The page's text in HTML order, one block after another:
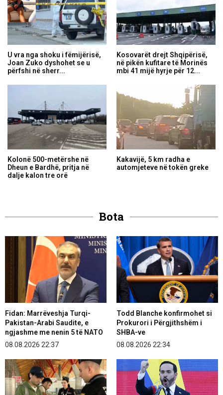
U vra nga shoku i fëmijërisë,
Joan Zuko dyshohet se u
përfshi në sherr...
Kosovarët drejt Shqipërisë,
në pikën kufitare të Morinës
mbi 41 mijë hyrje për 12...
Kolonë 500-metërshe në
Dheun e Bardhë, pritja në
dalje kalon tre orë
Kakavijë, 5 km radha e
automjeteve në tokën greke
Bota
Fidan: Marrëveshja Turqi-
Pakistan-Arabi Saudite, e
ngjashme me nenin 5 të NATO
08.08.2026 22:37
Todd Blanche konfirmohet si
Prokurori i Përgjithshëm i
SHBA-ve
08.08.2026 22:34